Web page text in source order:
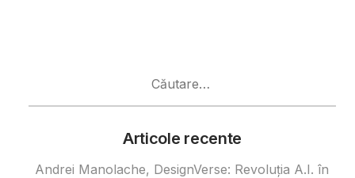
Articole recente
Andrei Manolache, DesignVerse: Revoluția A.I. în